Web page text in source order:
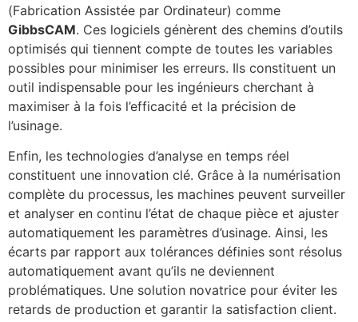
(Fabrication Assistée par Ordinateur) comme
GibbsCAM. Ces logiciels génèrent des chemins d’outils
optimisés qui tiennent compte de toutes les variables
possibles pour minimiser les erreurs. Ils constituent un
outil indispensable pour les ingénieurs cherchant à
maximiser à la fois l’efficacité et la précision de
l’usinage.
Enfin, les technologies d’analyse en temps réel
constituent une innovation clé. Grâce à la numérisation
complète du processus, les machines peuvent surveiller
et analyser en continu l’état de chaque pièce et ajuster
automatiquement les paramètres d’usinage. Ainsi, les
écarts par rapport aux tolérances définies sont résolus
automatiquement avant qu’ils ne deviennent
problématiques. Une solution novatrice pour éviter les
retards de production et garantir la satisfaction client.